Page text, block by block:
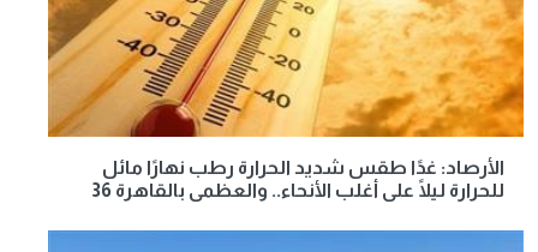
الأرصاد: غدًا طقس شديد الحرارة رطب نهارًا مائل
للحرارة ليلًا على أغلب الأنحاء.. والعظمى بالقاهرة 36